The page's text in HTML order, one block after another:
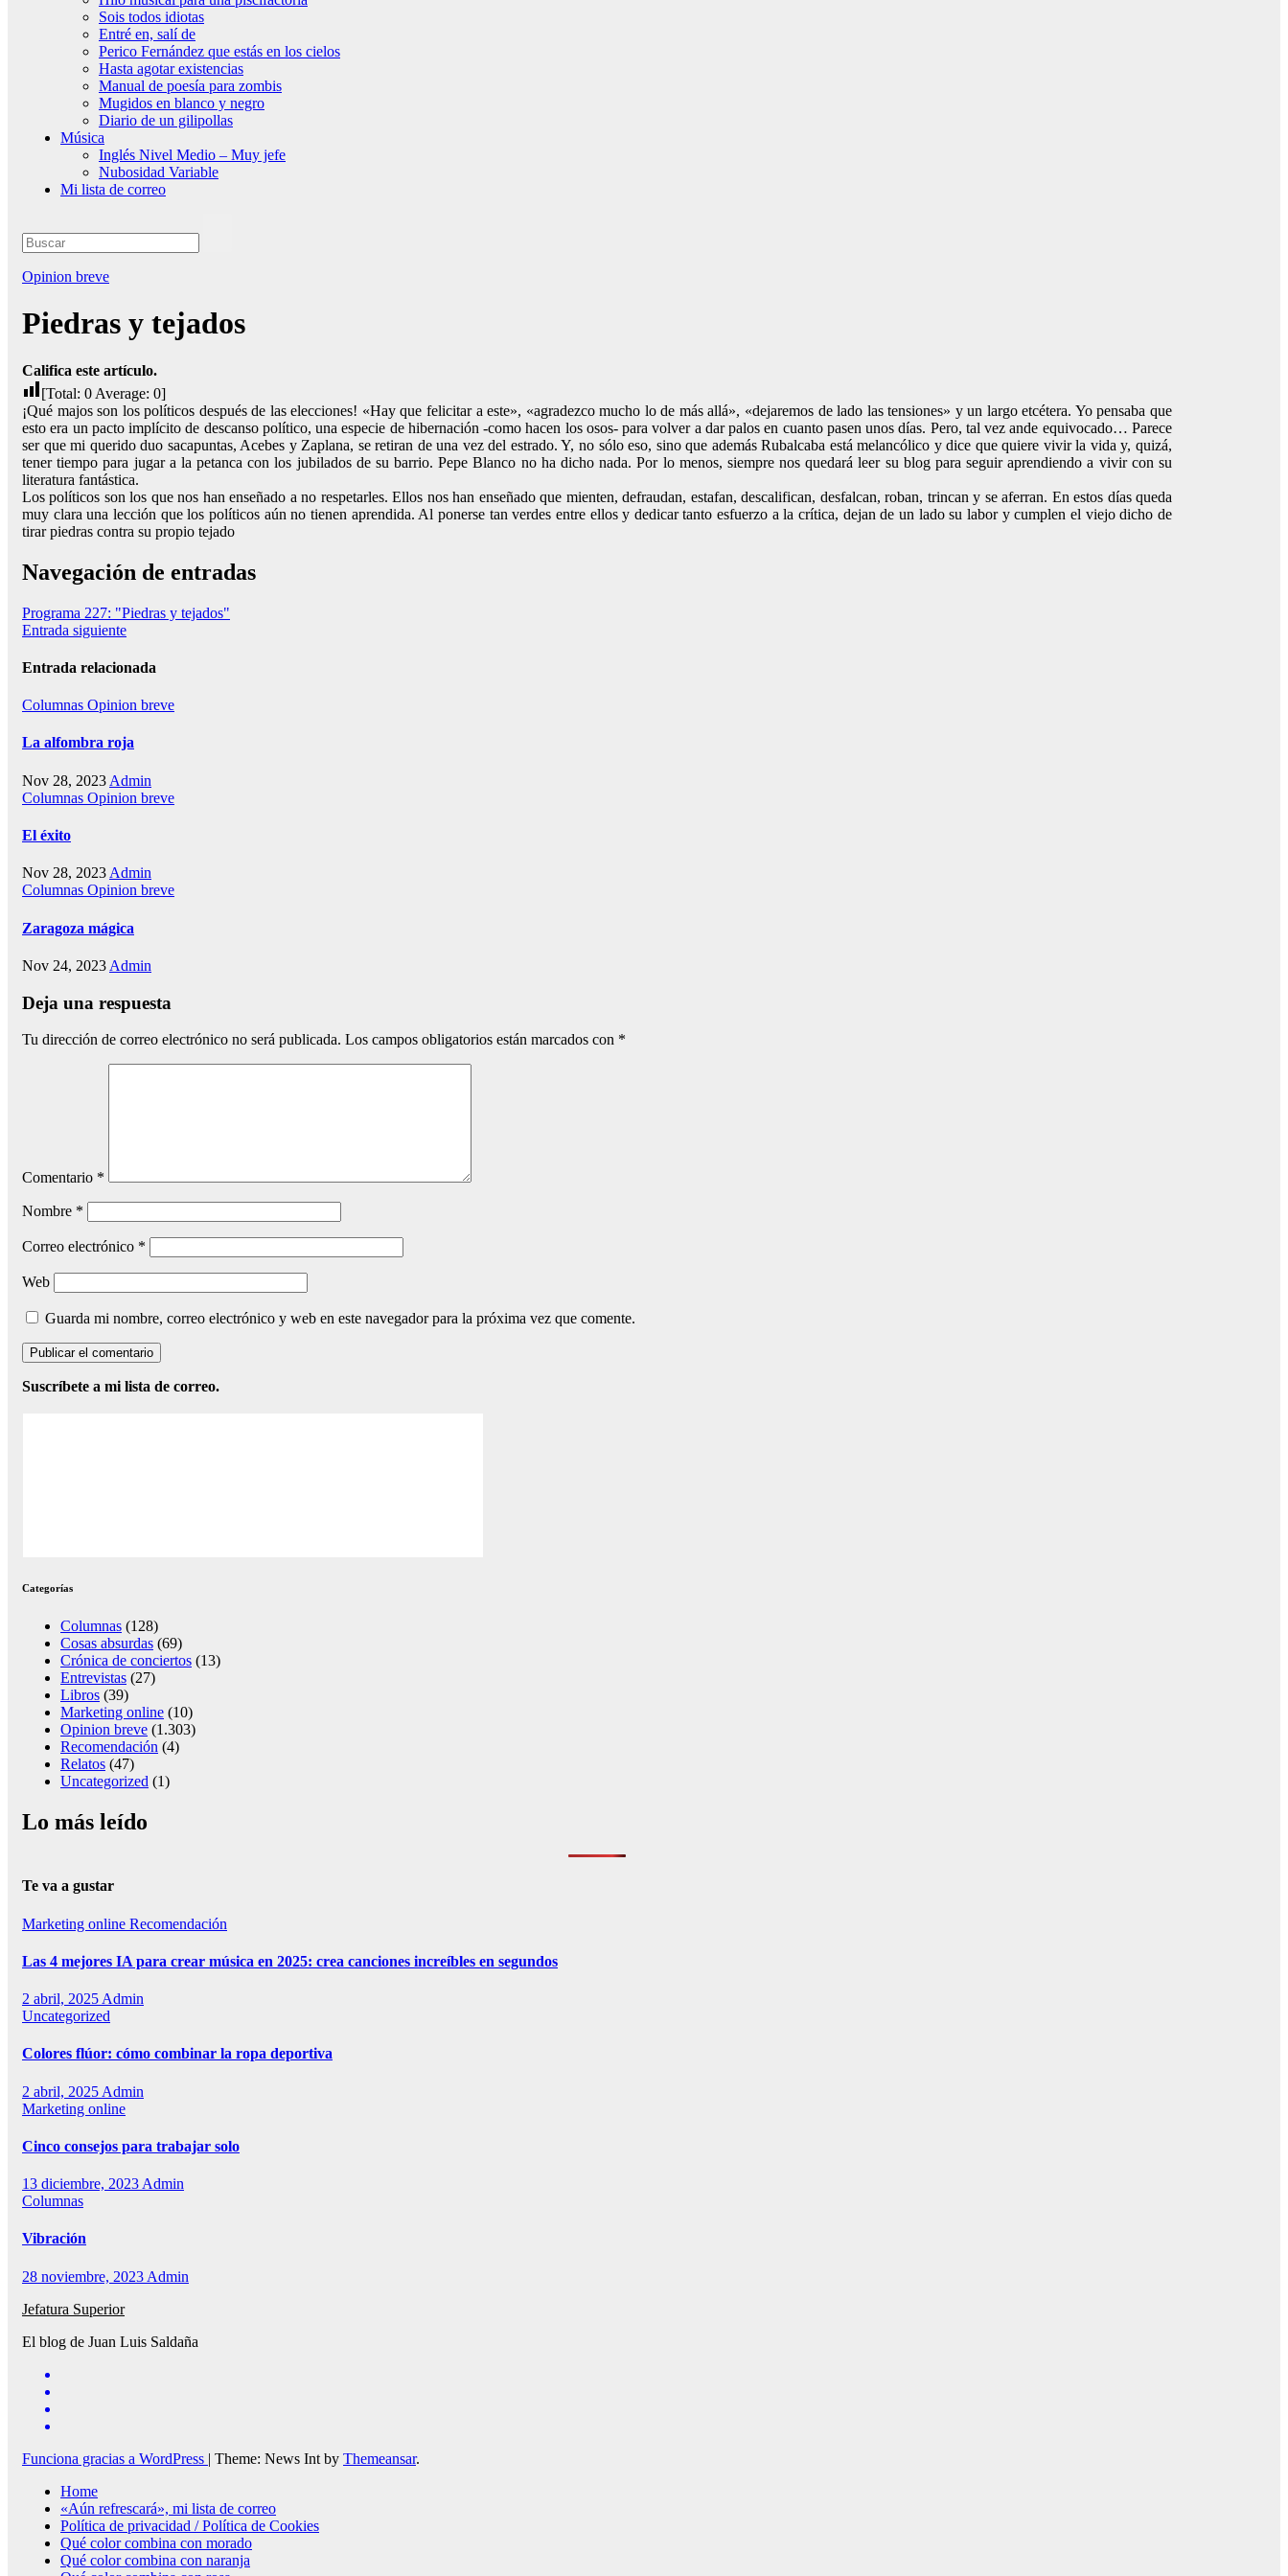
Sois todos idiotas
Entré en, salí de
Perico Fernández que estás en los cielos
Hasta agotar existencias
Manual de poesía para zombis
Mugidos en blanco y negro
Diario de un gilipollas
Música
Inglés Nivel Medio – Muy jefe
Nubosidad Variable
Mi lista de correo
Opinion breve
Piedras y tejados
Califica este artículo.
[Total: 0 Average: 0]
¡Qué majos son los políticos después de las elecciones! «Hay que felicitar a este», «agradezco mucho lo de más allá», «dejaremos de lado las tensiones» y un largo etcétera. Yo pensaba que
esto era un pacto implícito de descanso político, una especie de hibernación -como hacen los osos- para volver a dar palos en cuanto pasen unos días. Pero, tal vez ande equivocado… Parece
ser que mi querido duo sacapuntas, Acebes y Zaplana, se retiran de una vez del estrado. Y, no sólo eso, sino que además Rubalcaba está melancólico y dice que quiere vivir la vida y, quizá,
tener tiempo para jugar a la petanca con los jubilados de su barrio. Pepe Blanco no ha dicho nada. Por lo menos, siempre nos quedará leer su blog para seguir aprendiendo a vivir con su
literatura fantástica.
Los políticos son los que nos han enseñado a no respetarles. Ellos nos han enseñado que mienten, defraudan, estafan, descalifican, desfalcan, roban, trincan y se aferran. En estos días queda
muy clara una lección que los políticos aún no tienen aprendida. Al ponerse tan verdes entre ellos y dedicar tanto esfuerzo a la crítica, dejan de un lado su labor y cumplen el viejo dicho de
tirar piedras contra su propio tejado
Navegación de entradas
Programa 227: "Piedras y tejados"
Entrada siguiente
Entrada relacionada
Columnas Opinion breve
La alfombra roja
Nov 28, 2023 Admin
Columnas Opinion breve
El éxito
Nov 28, 2023 Admin
Columnas Opinion breve
Zaragoza mágica
Nov 24, 2023 Admin
Deja una respuesta
Tu dirección de correo electrónico no será publicada. Los campos obligatorios están marcados con *
Comentario *
Nombre *
Correo electrónico *
Web
Guarda mi nombre, correo electrónico y web en este navegador para la próxima vez que comente.
Suscríbete a mi lista de correo.
Categorías
Columnas (128)
Cosas absurdas (69)
Crónica de conciertos (13)
Entrevistas (27)
Libros (39)
Marketing online (10)
Opinion breve (1.303)
Recomendación (4)
Relatos (47)
Uncategorized (1)
Lo más leído
Te va a gustar
Marketing online Recomendación
Las 4 mejores IA para crear música en 2025: crea canciones increíbles en segundos
2 abril, 2025 Admin
Uncategorized
Colores flúor: cómo combinar la ropa deportiva
2 abril, 2025 Admin
Marketing online
Cinco consejos para trabajar solo
13 diciembre, 2023 Admin
Columnas
Vibración
28 noviembre, 2023 Admin
Jefatura Superior
El blog de Juan Luis Saldaña
Funciona gracias a WordPress | Theme: News Int by Themeansar.
Home
«Aún refrescará», mi lista de correo
Política de privacidad / Política de Cookies
Qué color combina con morado
Qué color combina con naranja